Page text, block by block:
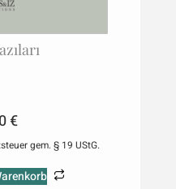
€
gem. § 19 UStG.